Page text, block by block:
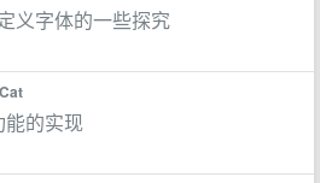
义字体的一些探究
能的实现